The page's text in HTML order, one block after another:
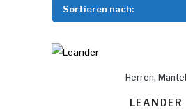
Sortieren nach:
Herren, Mäntel
LEANDER